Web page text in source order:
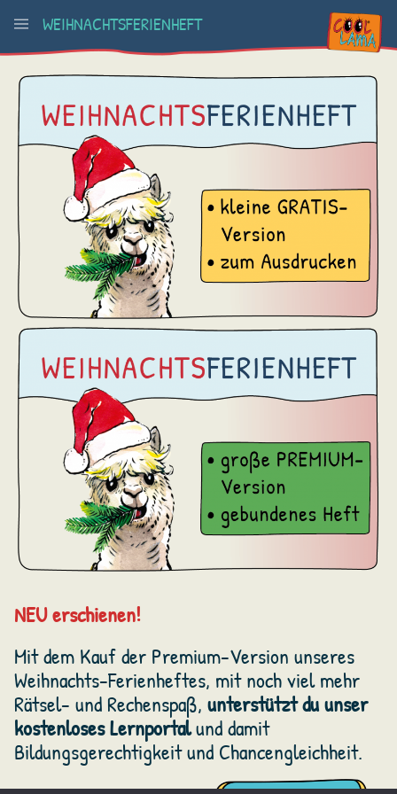
WEIHNACHTSFERIENHEFT
NEU erschienen!
Mit dem Kauf der Premium-Version unseres
Weihnachts-Ferienheftes, mit noch viel mehr
Rätsel- und Rechenspaß, unterstützt du unser
kostenloses Lernportalund damit
Bildungsgerechtigkeit und Chancengleichheit.